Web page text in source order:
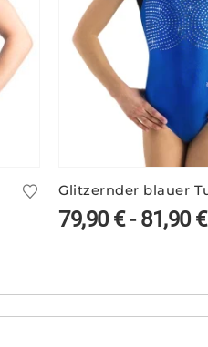
79,90€-81,90€